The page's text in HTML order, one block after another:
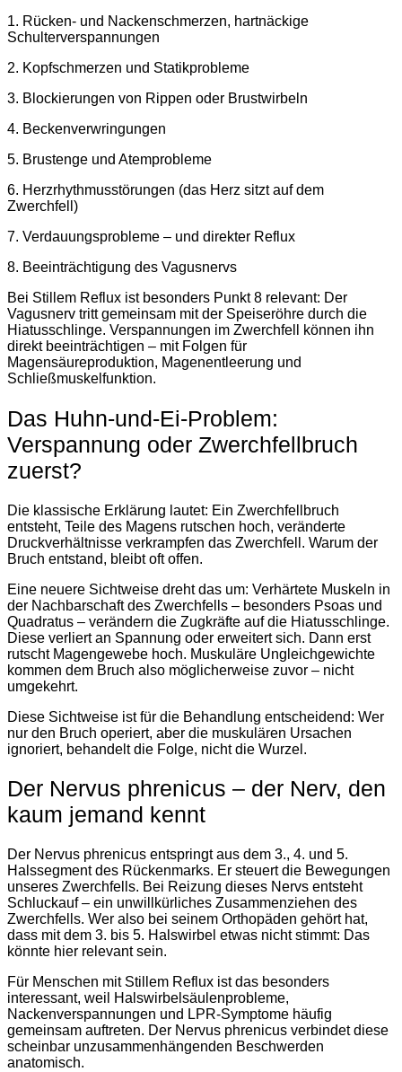
1. Rücken- und Nackenschmerzen, hartnäckige
Schulterverspannungen
2. Kopfschmerzen und Statikprobleme
3. Blockierungen von Rippen oder Brustwirbeln
4. Beckenverwringungen
5. Brustenge und Atemprobleme
6. Herzrhythmusstörungen (das Herz sitzt auf dem
Zwerchfell)
7. Verdauungsprobleme – und direkter Reflux
8. Beeinträchtigung des Vagusnervs
Bei Stillem Reflux ist besonders Punkt 8 relevant: Der
Vagusnerv tritt gemeinsam mit der Speiseröhre durch die
Hiatusschlinge. Verspannungen im Zwerchfell können ihn
direkt beeinträchtigen – mit Folgen für
Magensäureproduktion, Magenentleerung und
Schließmuskelfunktion.
Das Huhn-und-Ei-Problem:
Verspannung oder Zwerchfellbruch
zuerst?
Die klassische Erklärung lautet: Ein Zwerchfellbruch
entsteht, Teile des Magens rutschen hoch, veränderte
Druckverhältnisse verkrampfen das Zwerchfell. Warum der
Bruch entstand, bleibt oft offen.
Eine neuere Sichtweise dreht das um: Verhärtete Muskeln in
der Nachbarschaft des Zwerchfells – besonders Psoas und
Quadratus – verändern die Zugkräfte auf die Hiatusschlinge.
Diese verliert an Spannung oder erweitert sich. Dann erst
rutscht Magengewebe hoch. Muskuläre Ungleichgewichte
kommen dem Bruch also möglicherweise zuvor – nicht
umgekehrt.
Diese Sichtweise ist für die Behandlung entscheidend: Wer
nur den Bruch operiert, aber die muskulären Ursachen
ignoriert, behandelt die Folge, nicht die Wurzel.
Der Nervus phrenicus – der Nerv, den
kaum jemand kennt
Der Nervus phrenicus entspringt aus dem 3., 4. und 5.
Halssegment des Rückenmarks. Er steuert die Bewegungen
unseres Zwerchfells. Bei Reizung dieses Nervs entsteht
Schluckauf – ein unwillkürliches Zusammenziehen des
Zwerchfells. Wer also bei seinem Orthopäden gehört hat,
dass mit dem 3. bis 5. Halswirbel etwas nicht stimmt: Das
könnte hier relevant sein.
Für Menschen mit Stillem Reflux ist das besonders
interessant, weil Halswirbelsäulenprobleme,
Nackenverspannungen und LPR-Symptome häufig
gemeinsam auftreten. Der Nervus phrenicus verbindet diese
scheinbar unzusammenhängenden Beschwerden
anatomisch.